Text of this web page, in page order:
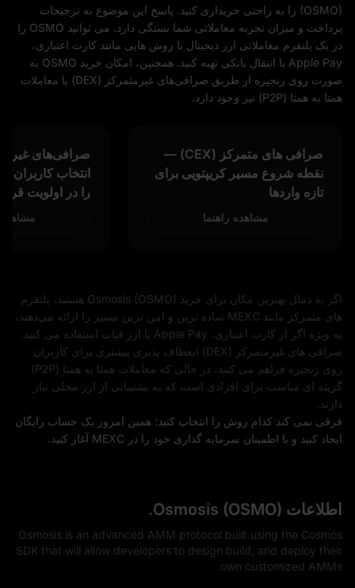
(OSMO) را به‌ راحتی خریداری کنید. پاسخ این موضوع به ترجیحات
پرداخت و میزان تجربه معاملاتی شما بستگی دارد. می‌ توانید OSMO را
در یک پلتفرم معاملاتی ارز دیجیتال با روش‌ هایی مانند کارت اعتباری،
Apple Pay یا انتقال بانکی تهیه کنید. همچنین، امکان خرید OSMO به‌
صورت روی زنجیره از طریق صرافی‌های غیرمتمرکز (DEX) یا معاملات
همتا‌ به‌ همتا (P2P) نیز وجود دارد.
صرافی‌ های متمرکز (CEX) —
نقطه شروع مسیر کریپتویی برای
تازه‌ واردها
مشاهده راهنما
انتخاب کاربران
را در اولویت
مشاهده
اگر به دنبال بهترین مکان برای خرید Osmosis (OSMO) هستید، پلتفرم‌
های متمرکز مانند MEXC ساده‌ ترین و امن‌ ترین مسیر را ارائه می‌دهند،
به‌ ویژه اگر از کارت اعتباری، Apple Pay یا ارز فیات استفاده می‌ کنید.
صرافی‌ های غیرمتمرکز (DEX) انعطاف‌ پذیری بیشتری برای کاربران
روی زنجیره فراهم می‌ کنند، در حالی که معاملات همتا‌ به‌ همتا (P2P)
گزینه‌ ای مناسب برای افرادی است که به پشتیبانی از ارز محلی نیاز
دارند.
فرقی نمی‌ کند کدام روش را انتخاب کنید؛ همین امروز یک حساب رایگان
ایجاد کنید و با اطمینان سرمایه‌ گذاری خود را در MEXC آغاز کنید.
اطلاعات Osmosis (OSMO).
Osmosis is an advanced AMM protocol built using the Cosmos
SDK that will allow developers to design build, and deploy their
own customized AMMs.